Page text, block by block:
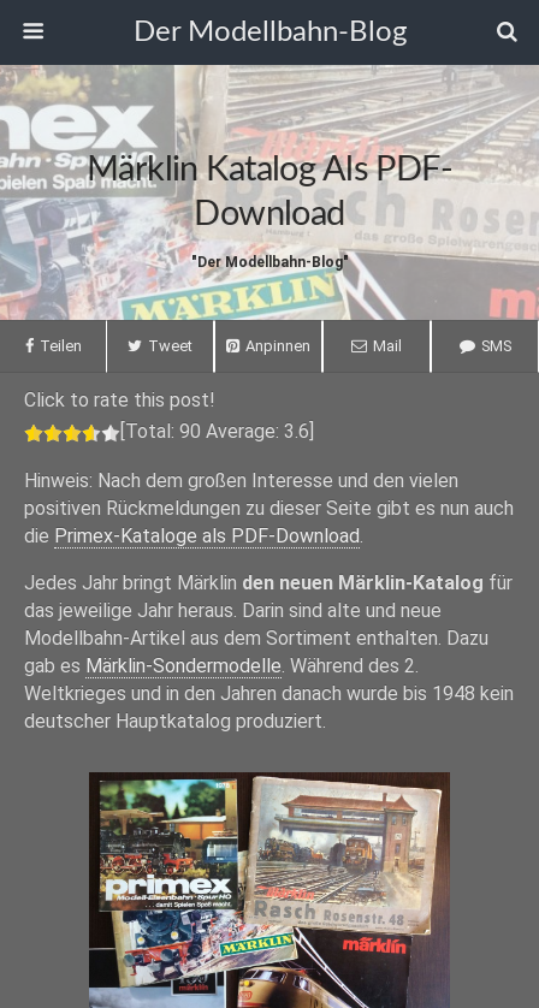
Der Modellbahn-Blog
Märklin Katalog Als PDF-
Download
"Der Modellbahn-Blog"
Teilen Tweet Anpinnen Mail SMS
Click to rate this post!
[Total: 90 Average: 3.6
Hinweis: Nach dem großen Interesse und den vielen
positiven Rückmeldungen zu dieser Seite gibt es nun auch
die Primex-Kataloge als PDF-Download.
Jedes Jahr bringt Märklin den neuen Märklin-Katalog für
das jeweilige Jahr heraus. Darin sind alte und neue
Modellbahn-Artikel aus dem Sortiment enthalten. Dazu
gab es Märklin-Sondermodelle. Während des 2.
Weltkrieges und in den Jahren danach wurde bis 1948 kein
deutscher Hauptkatalog produziert.